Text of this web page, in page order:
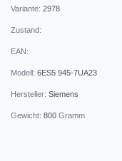
Variante: 2978
Zustand:
EAN:
Modell: 6ES5 945-7UA23
Hersteller: Siemens
Gewicht: 800 Gramm